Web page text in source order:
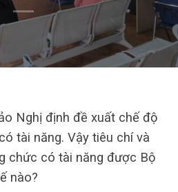
Nghị định đề xuất chế độ
tài năng. Vậy tiêu chí và
chức có tài năng được Bộ
nào?